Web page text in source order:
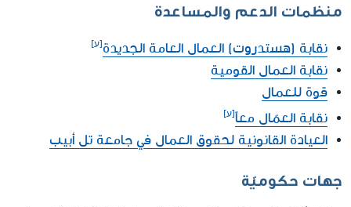
منظمات الدعم والمساعدة
نقابة (هستدروت) العمال العامة الجديدة
نقابة العمال القومية
قوة للعمال
نقابة العمّال معاً
العيادة القانونية لحقوق العمال في جامعة تل أبيب
جهات حكوميّة